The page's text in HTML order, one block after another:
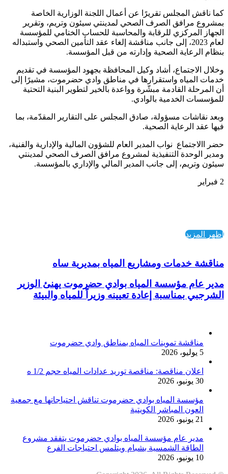
كما ناقش المجلس تقريرًا عن أعمال اللجنة الوزارية الخاصة
بمشروع مرافق الصرف الصحي لمدينتي سيئون وتريم، وتقرير
الجهاز المركزي للرقابة والمحاسبة للحساب الختامي للمؤسسة
لعام 2023، إلى جانب مناقشة إلغاء عقد التأمين الصحي واستبداله
بنظام الرعاية الصحية وإدارته من قبل المؤسسة.
وخلال الاجتماع، أشاد وكيل المحافظة بجهود المؤسسة في تقديم
خدمات المياه واستقرارها في مناطق وادي حضرموت، مشيرًا إلى
أن المرحلة القادمة مبشّرة وواعدة بالخير لتطوير البنية التحتية
للمؤسسات الخدمية بالوادي.
وبعد نقاشات مسؤولة، صادق المجلس على التقارير المقدّمة، بما
فيها عقد الرعاية الصحية.
حضر االاجتماع نواب المدير العام للشؤون المالية والإدارية والفنية،
ومدير الوحدة التنفيذية لمشروع مرافق الصرف الصحي لمدينتي
سيئون وتريم، إلى جانب المدير المالي والإداري بالمؤسسة.
2 فبراير
اظهر المزيد
مناقشة خدمات ومشاريع المياه بمديرية ساه
مدير عام مؤسسة المياه بوادي حضرموت يهنئ الوزير
الشرجبي بمناسبة إعادة تعيينه وزيراً للمياه والبيئة
مناقشة تموينات المياه بمناطق وادي حضرموت
5 يوليو، 2026
اعلان مناقصة: مناقصة توريد عدادات المياه حجم 1/2 ه
30 يونيو، 2026
مؤسسة المياه بوادي حضرموت تناقش احتياجاتها مع جمعية
العون المباشر الكويتية
21 يونيو، 2026
مدير عام مؤسسة المياه بوادي حضرموت يتفقد مشروع
الطاقة الشمسية بشبام ويتلمس احتياجات الفرع
10 يونيو، 2026